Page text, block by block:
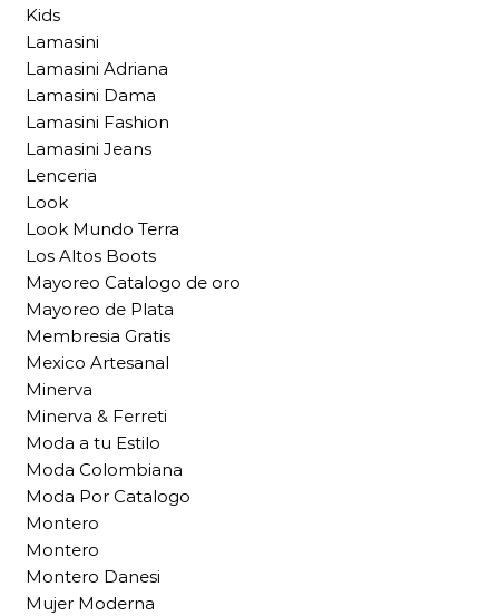
Kids
Lamasini
Lamasini Adriana
Lamasini Dama
Lamasini Fashion
Lamasini Jeans
Lenceria
Look
Look Mundo Terra
Los Altos Boots
Mayoreo Catalogo de oro
Mayoreo de Plata
Membresia Gratis
Mexico Artesanal
Minerva
Minerva & Ferreti
Moda a tu Estilo
Moda Colombiana
Moda Por Catalogo
Montero
Montero
Montero Danesi
Mujer Moderna